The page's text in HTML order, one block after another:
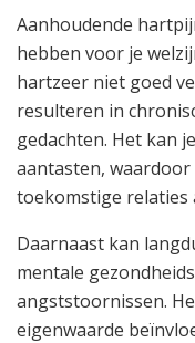
Aanhoudende
hebben voor je
hartzeer niet goed
resulteren in
gedachten. Het kan
aantasten,
toekomstige relaties
Daarnaast kan
mentale
angststoornissen.
eigenwaarde